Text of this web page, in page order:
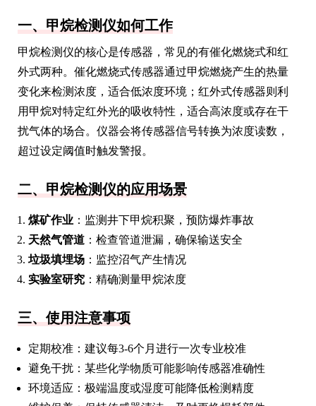
一、甲烷检测仪如何工作
甲烷检测仪的核心是传感器，常见的有催化燃烧式和红
外式两种。催化燃烧式传感器通过甲烷燃烧产生的热量
变化来检测浓度，适合低浓度环境；红外式传感器则利
用甲烷对特定红外光的吸收特性，适合高浓度或存在干
扰气体的场合。仪器会将传感器信号转换为浓度读数，
超过设定阈值时触发警报。
二、甲烷检测仪的应用场景
煤矿作业 ：监测井下甲烷积聚，预防爆炸事故
天然气管道 ：检查管道泄漏，确保输送安全
垃圾填埋场 ：监控沼气产生情况
实验室研究 ：精确测量甲烷浓度
三、使用注意事项
定期校准：建议每3-6个月进行一次专业校准
避免干扰：某些化学物质可能影响传感器准确性
环境适应：极端温度或湿度可能降低检测精度